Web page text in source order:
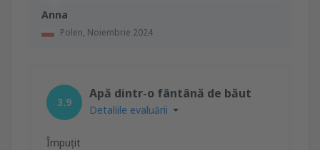
Anna
Polen, Noiembrie 2024
3.9
Apă dintr-o fântână de băut
Detaliile evaluării
Împuțit